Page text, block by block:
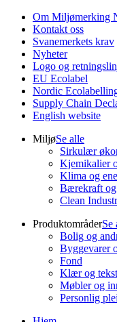
Om Miljømerking
Kontakt oss
Svanemerkets krav
Nyheter
Logo og
EU Ecolabel
Nordic
Supply Chain
English website
MiljøSe alle
Sirkulær
Kjemikalier
Klima og
Bærekraft
Clean
ProduktområderSe
Bolig og
Byggevarer
Fond
Klær og
Møbler og
Personlig